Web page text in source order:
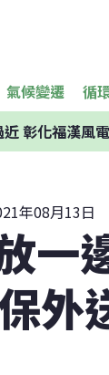
氣候變遷 循
彰化福漢風
年08月13日
一
外